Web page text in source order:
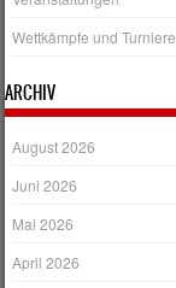
Wettkämpfe und Turniere
ARCHIV
August 2026
Juni 2026
Mai 2026
April 2026